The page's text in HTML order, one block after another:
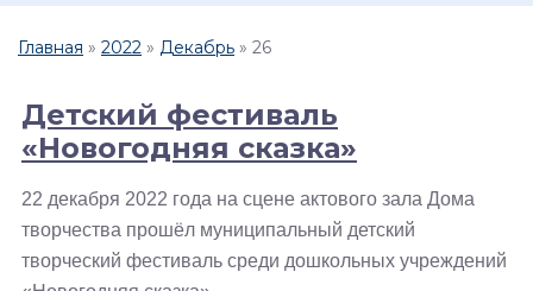
Главная » 2022 » Декабрь » 26
Детский фестиваль
«Новогодняя сказка»
22 декабря 2022 года на сцене актового зала Дома
творчества прошёл муниципальный детский
творческий фестиваль среди дошкольных учреждений